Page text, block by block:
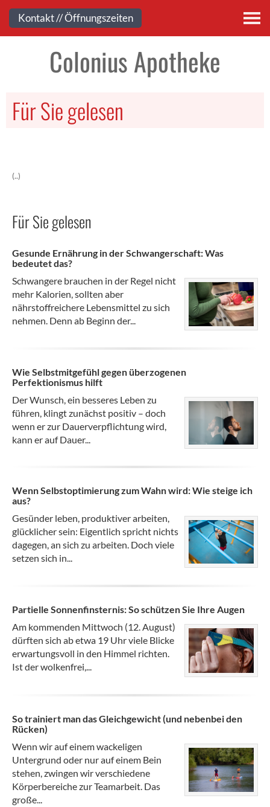
Kontakt
Colonius Apotheke
Für Sie gelesen
(..)
Für Sie gelesen
Gesunde Ernährung in der Schwangerschaft: Was
bedeutet das?
Schwangere brauchen in der Regel nicht
mehr Kalorien, sollten aber
nährstoffreichere Lebensmittel zu sich
nehmen. Denn ab Beginn der...
Wie Selbstmitgefühl gegen überzogenen
Perfektionismus hilft
Der Wunsch, ein besseres Leben zu
führen, klingt zunächst positiv – doch
wenn er zur Dauerverpflichtung wird,
kann er auf Dauer...
Wenn Selbstoptimierung zum Wahn wird: Wie steige ich
aus?
Gesünder leben, produktiver arbeiten,
glücklicher sein: Eigentlich spricht nichts
dagegen, an sich zu arbeiten. Doch viele
setzen sich in...
Partielle Sonnenfinsternis: So schützen Sie Ihre Augen
Am kommenden Mittwoch (12. August)
dürften sich ab etwa 19 Uhr viele Blicke
erwartungsvoll in den Himmel richten.
Ist der wolkenfrei,...
So trainiert man das Gleichgewicht (und nebenbei den
Rücken)
Wenn wir auf einem wackeligen
Untergrund oder nur auf einem Bein
stehen, zwingen wir verschiedene
Körperbereiche zur Teamarbeit. Das
große...
Kontakt // Öffnungszeiten